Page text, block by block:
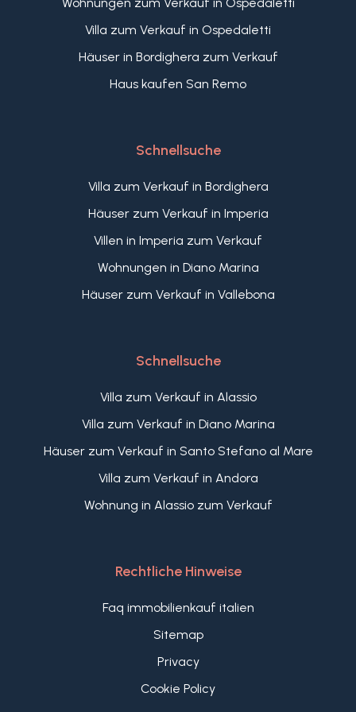
Keller und die Garage (noch im Bau).
Diese Liegenschaft in Camporosso eignet sich
auch zur Erzielung von Einnahmen aus
Villa zum Verkauf in Ospedaletti
Häuser in Bordighera zum Verkauf
Haus kaufen San Remo
Schnellsuche
Villa zum Verkauf in Bordighera
Häuser zum Verkauf in Imperia
Villen in Imperia zum Verkauf
Wohnungen in Diano Marina
Häuser zum Verkauf in Vallebona
Schnellsuche
Villa zum Verkauf in Alassio
Villa zum Verkauf in Diano Marina
Häuser zum Verkauf in Santo Stefano al Mare
Villa zum Verkauf in Andora
Wohnung in Alassio zum Verkauf
Rechtliche Hinweise
Faq immobilienkauf italien
Sitemap
Privacy
Cookie Policy